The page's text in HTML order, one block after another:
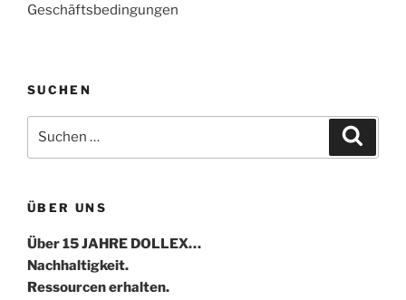
Geschäftsbedingungen
SUCHEN
nach:
ÜBER UNS
Über 15 JAHRE DOLLEX…
Nachhaltigkeit.
Ressourcen erhalten.